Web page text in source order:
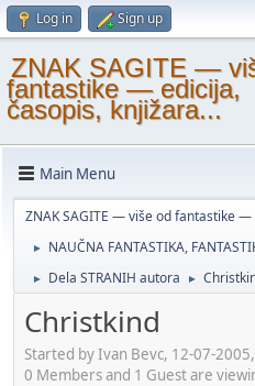
Log in Sign up
ZNAK SAGITE —
fantastike — edicija,
časopis, knjižara...
Main Menu
ZNAK SAGITE — više od fantastike
► NAUČNA FANTASTIKA,
► Dela STRANIH autora ►
Christkind
Started by Ivan Bevc, 12-07-
0 Members and 1 Guest are